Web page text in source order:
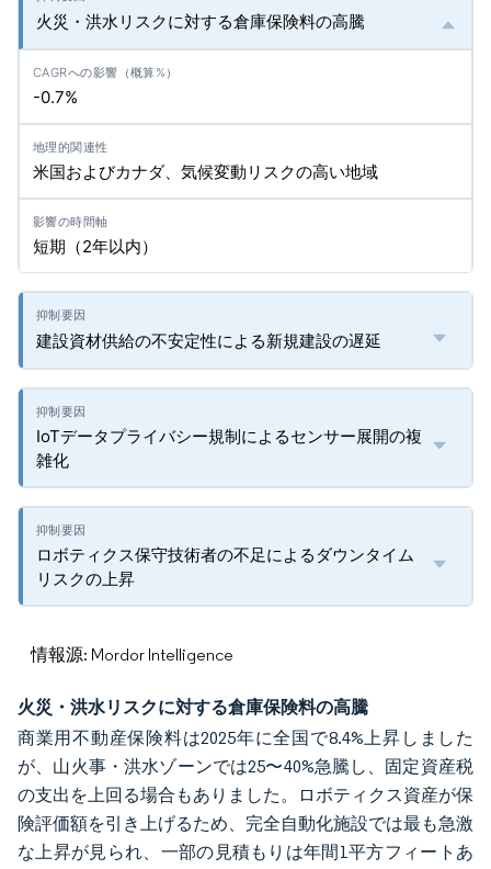
火災・洪水リスクに対する倉庫保険料の高騰
-0.7%
米国およびカナダ、気候変動リスクの高い地域
短期（2年以内）
建設資材供給の不安定性による新規建設の遅延
IoTデータプライバシー規制によるセンサー展開の複
雑化
ロボティクス保守技術者の不足によるダウンタイム
リスクの上昇
情報源: Mordor Intelligence
火災・洪水リスクに対する倉庫保険料の高騰
商業用不動産保険料は2025年に全国で8.4%上昇しました
が、山火事・洪水ゾーンでは25〜40%急騰し、固定資産税
の支出を上回る場合もありました。ロボティクス資産が保
険評価額を引き上げるため、完全自動化施設では最も急激
な上昇が見られ、一部の見積もりは年間1平方フィートあ